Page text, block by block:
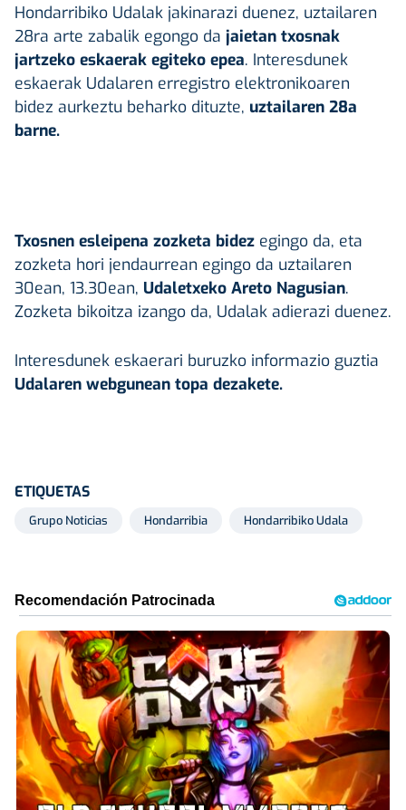
Hondarribiko Udalak jakinarazi duenez, uztailaren
28ra arte zabalik egongo da jaietan txosnak
jartzeko eskaerak egiteko epea. Interesdunek
eskaerak Udalaren erregistro elektronikoaren
bidez aurkeztu beharko dituzte, uztailaren 28a
barne.
Txosnen esleipena zozketa bidez egingo da, eta
zozketa hori jendaurrean egingo da uztailaren
30ean, 13.30ean, Udaletxeko Areto Nagusian.
Zozketa bikoitza izango da, Udalak adierazi duenez.
Interesdunek eskaerari buruzko informazio guztia
Udalaren webgunean topa dezakete.
ETIQUETAS
Grupo Noticias Hondarribia Hondarribiko Udala